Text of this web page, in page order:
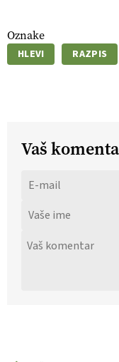
Oznake
HLEVI RAZPIS
Vaš